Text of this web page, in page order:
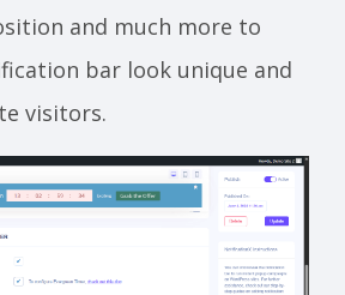
and much more to
bar look unique and
visitors.